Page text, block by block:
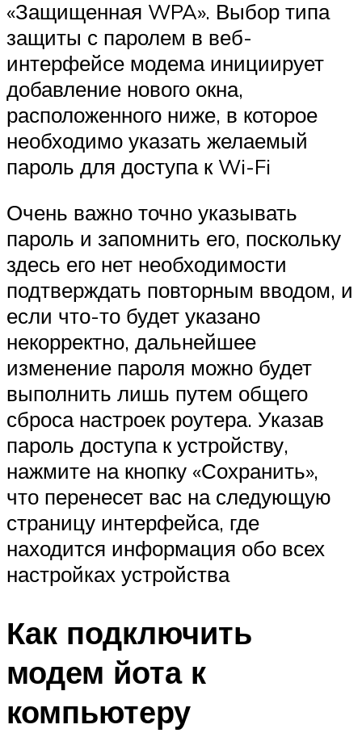
«Защищенная WPA». Выбор типа
защиты с паролем в веб-
интерфейсе модема инициирует
добавление нового окна,
расположенного ниже, в которое
необходимо указать желаемый
пароль для доступа к Wi-Fi
Очень важно точно указывать
пароль и запомнить его, поскольку
здесь его нет необходимости
подтверждать повторным вводом, и
если что-то будет указано
некорректно, дальнейшее
изменение пароля можно будет
выполнить лишь путем общего
сброса настроек роутера. Указав
пароль доступа к устройству,
нажмите на кнопку «Сохранить»,
что перенесет вас на следующую
страницу интерфейса, где
находится информация обо всех
настройках устройства
Как подключить
модем йота к
компьютеру